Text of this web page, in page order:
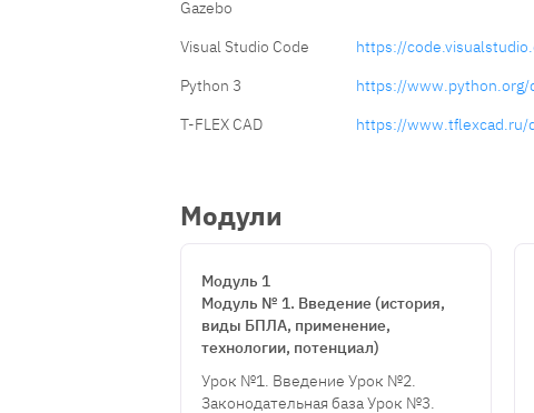
Gazebo
Visual Studio Code https://
Python 3 https://www.python.org/
T-FLEX CAD https://
Модули
Модуль 1
Модуль № 1. Введение (история,
виды БПЛА, применение,
технологии, потенциал)
Урок №1. Введение Урок №2.
Законодательная база Урок №3.